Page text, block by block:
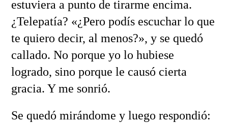
estuviera a punto de tirarme encima.
¿Telepatía? «¿Pero podís escuchar lo que
te quiero decir, al menos?», y se quedó
callado. No porque yo lo hubiese
logrado, sino porque le causó cierta
gracia. Y me sonrió.
Se quedó mirándome y luego respondió: